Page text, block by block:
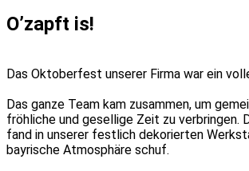
O’zapft is!
Das Oktoberfest unserer Firma war ein
Das ganze Team kam zusammen, um
fröhliche und gesellige Zeit zu verbringen.
fand in unserer festlich dekorierten
bayrische Atmosphäre schuf.